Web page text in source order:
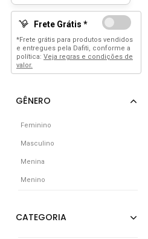
Frete Grátis *
*Frete grátis para produtos vendidos
e entregues pela Dafiti, conforme a
política: Veja regras e condições de
valor.
Feminino
Masculino
Menina
Menino